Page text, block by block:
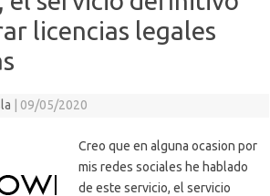
licencias legales
09/05/2020
Creo que en alguna ocasion por
mis redes sociales he hablado
de este servicio, el servicio